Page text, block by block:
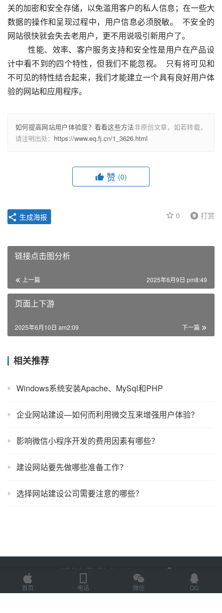
关的加密和安全存储，以免滥用客户的私人信息；在一些大
数据的操作和呈现过程中，用户信息必须脱敏。  不安全的
网站很快就会失去老用户，更不用说吸引新用户了。
计中看不到的四个特性，但我们不能忽视。  只有将可见和
不可见的特性结合起来，我们才能建立一个具有良好用户体
如何提高网站用户体验度？看看这些方法非原创文章，如若转载，
请注明出处： https://www.eq.fj.cn/1_3626.html
赞 (0)
0 打赏
生成海报
链接点击图分析
上一篇 2025年6月9日 pm8:49
页面上下游
下一篇
2025年6月10日 am2:09
相关推荐
Windows系统安装Apache、MySql和PHP
企业网站建设—如何而利用微交互来增强用户体验？
影响微信小程序开发的费用因素有哪些？
建设网站要先做哪些准备工作？
选择网站建设公司需要注意的哪些？
Copyright © 2025 金海技术 版权所有 鲁ICP备2022012774号-2
首页
电话 微信 QQ